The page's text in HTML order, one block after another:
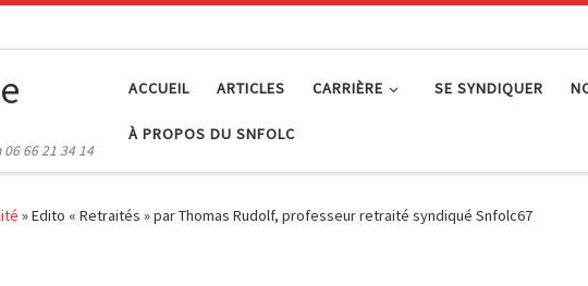
66 21 34 14
ACCUEIL ARTICLES CARRIÈRE SE SYNDIQUER
À PROPOS DU SNFOLC
»Edito « Retraités » par Thomas Rudolf, professeur retraité syndiqué Snfolc67